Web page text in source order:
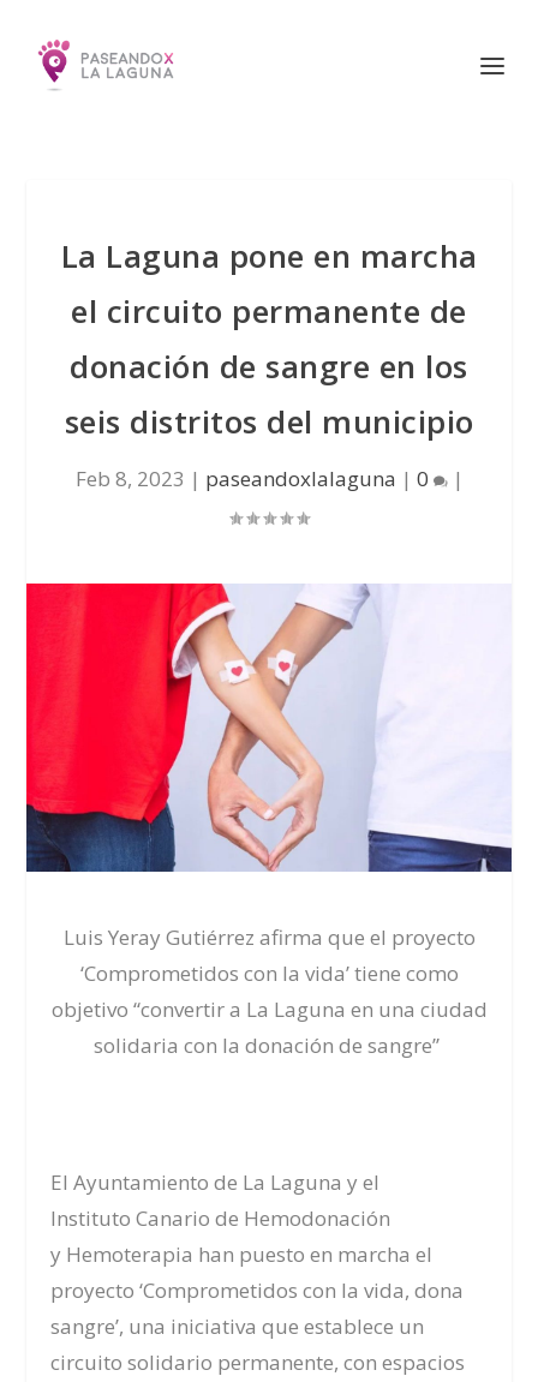
La Laguna pone en marcha
el circuito permanente de
donación de sangre en los
seis distritos del municipio
Feb 8, 2023 | paseandoxlalaguna | 0 |
Luis Yeray Gutiérrez afirma que el proyecto
‘Comprometidos con la vida’ tiene como
objetivo “convertira La Laguna en una ciudad
solidaria con la donación de sangre”
El Ayuntamiento de La Laguna y el
InstitutoCanario de Hemodonación
y Hemoterapia han puestoen marchael
proyecto ‘Comprometidos con la vida, dona
sangre’, una iniciativa que establece un
circuito solidario permanente, con espacios